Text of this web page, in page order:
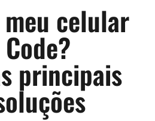
celular
principais